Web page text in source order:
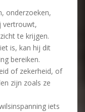
onderzoeken,
vertrouwt,
te krijgen.
is, kan hij dit
bereiken.
of zekerheid, of
zijn zoals ze
iets